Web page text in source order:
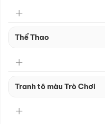
Thể Thao
Tranh tô màu Trò Chơi